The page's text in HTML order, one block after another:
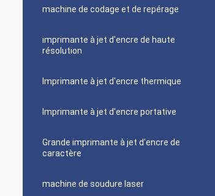
machine de codage et de repérage
imprimante à jet d'encre de haute
résolution
Imprimante à jet d'encre thermique
Imprimante à jet d'encre portative
Grande imprimante à jet d'encre de
caractère
machine de soudure laser